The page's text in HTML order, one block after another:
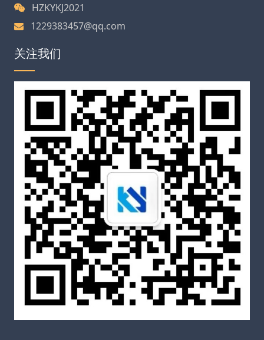
HZKYKJ2021
1229383457@qq.com
关注我们